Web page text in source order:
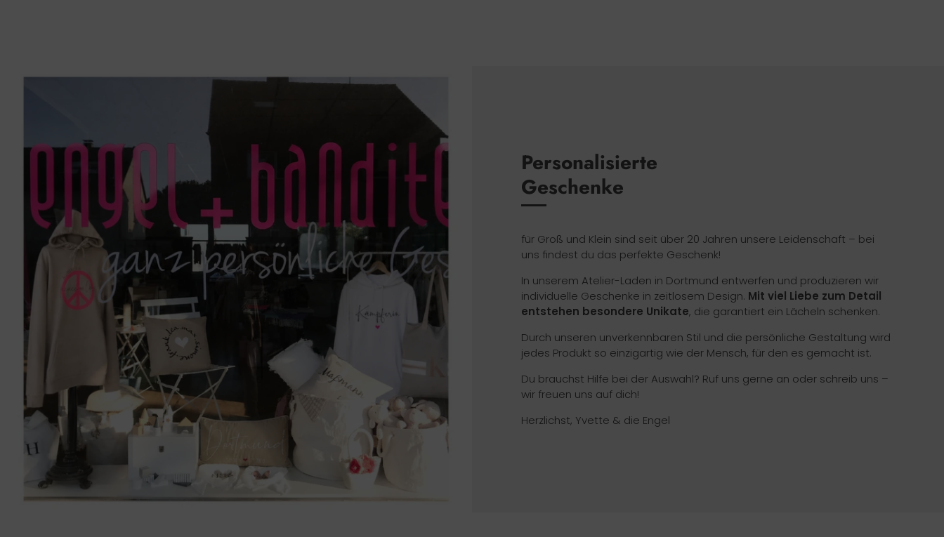
Personalisierte
Geschenke
für Groß und Klein sind seit über 20 Jahren unsere Leidenschaft – bei
uns findest du das perfekte Geschenk!
In unserem Atelier-Laden in Dortmund entwerfen und produzieren wir
individuelle Geschenke in zeitlosem Design. Mit viel Liebe zum Detail
entstehen besondere Unikate, die garantiert ein Lächeln schenken.
Durch unseren unverkennbaren Stil und die persönliche Gestaltung wird
jedes Produkt so einzigartig wie der Mensch, für den es gemacht ist.
Du brauchst Hilfe bei der Auswahl? Ruf uns gerne an oder schreib uns –
wir freuen uns auf dich!
Herzlichst, Yvette & die Engel